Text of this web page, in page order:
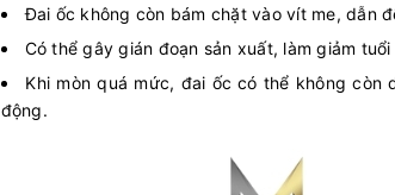
Đai ốc không còn bám chặt vào vít me, dẫn
Có thể gây gián đoạn sản xuất, làm giảm
Khi mòn quá mức, đai ốc có thể không
động.